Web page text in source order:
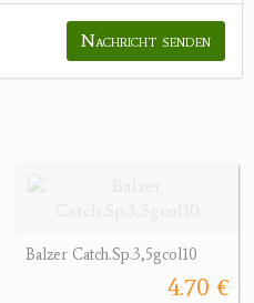
Nachricht senden
Balzer Catch.Sp.3,5gcol10
4.70 €